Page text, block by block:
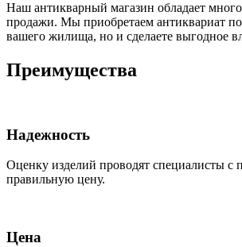
Наш антикварный магазин обладает
продажи. Мы приобретаем антиквариат
вашего жилища, но и сделаете выгодное
Преимущества
Надежность
Оценку изделий проводят специалисты
правильную цену.
Цена